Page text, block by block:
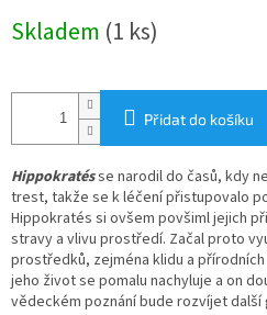
cena:
Skladem (1 ks)
Přidat do košíku
Hippokratésse narodil do časů, kdy
trest, takže se k léčení přistupovalo
Hippokratés si ovšem povšiml jejich
stravy a vlivu prostředí. Začal proto
prostředků, zejména klidu a
jeho život se pomalu nachyluje a on
vědeckém poznání bude rozvíjet další